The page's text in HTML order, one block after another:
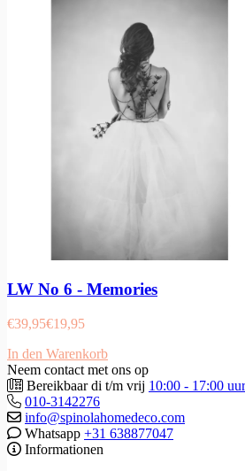
LW No 6 - Memories
€39,95€19,95
In den Warenkorb
Neem contact met ons op
Bereikbaar di t/m vrij 10:00 - 17:00 uur
010-3142276
info@spinolahomedeco.com
Whatsapp +31 638877047
Informationen